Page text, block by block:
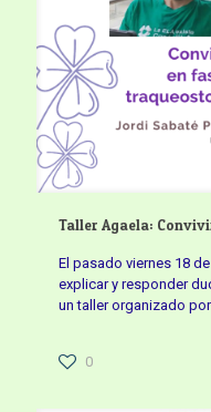
Taller Agaela:
El pasado viernes 18
explicar y responder
un taller organizado
0